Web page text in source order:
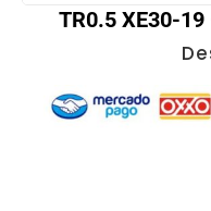
TR0.5 XE30-